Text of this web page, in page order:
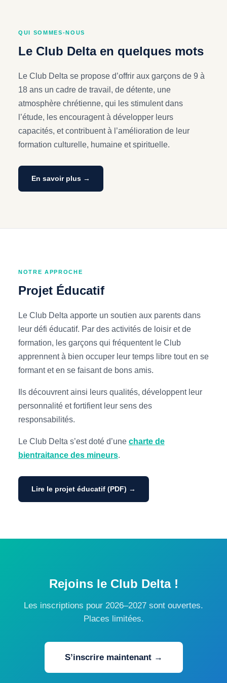
QUI SOMMES-NOUS
Le Club Delta en quelques mots
Le Club Delta se propose d’offrir aux garçons de 9 à
18 ans un cadre de travail, de détente, une
atmosphère chrétienne, qui les stimulent dans
l’étude, les encouragent à développer leurs
capacités, et contribuent à l’amélioration de leur
formation culturelle, humaine et spirituelle.
En savoir plus →
NOTRE APPROCHE
Projet Éducatif
Le Club Delta apporte un soutien aux parents dans
leur défi éducatif. Par des activités de loisir et de
formation, les garçons qui fréquentent le Club
apprennent à bien occuper leur temps libre tout en se
formant et en se faisant de bons amis.
Ils découvrent ainsi leurs qualités, développent leur
personnalité et fortifient leur sens des
responsabilités.
Le Club Delta s’est doté d’une charte de
bientraitance des mineurs.
Lire le projet éducatif (PDF) →
Rejoins le Club Delta !
Les inscriptions pour 2026–2027 sont ouvertes.
Places limitées.
S’inscrire maintenant →